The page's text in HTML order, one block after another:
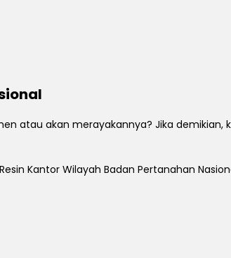
atau akan merayakannya? Jika
Kantor Wilayah Badan Pertanahan